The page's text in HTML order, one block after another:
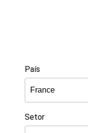
País
Setor